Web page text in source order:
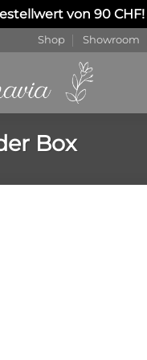
von 90 CHF!
Shop Showroom
Box